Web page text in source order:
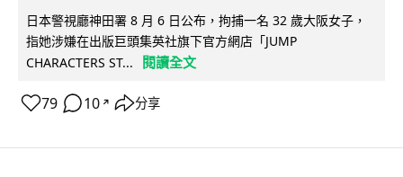
日本警視廳神田署 8 月 6 日公布，拘捕一名 32 歲大阪女子，
指她涉嫌在出版巨頭集英社旗下官方網店「JUMP
CHARACTERS ST...
閱讀全文
79 10 ↗ 分享